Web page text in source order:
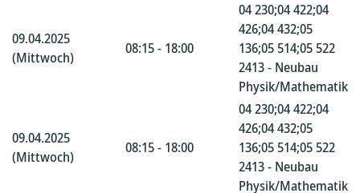
09.04.2025
(Mittwoch)
08:15 - 18:00
04 230;04 422;04
426;04 432;05
136;05 514;05 522
2413 - Neubau
Physik/Mathematik
09.04.2025
(Mittwoch)
08:15 - 18:00
04 230;04 422;04
426;04 432;05
136;05 514;05 522
2413 - Neubau
Physik/Mathematik